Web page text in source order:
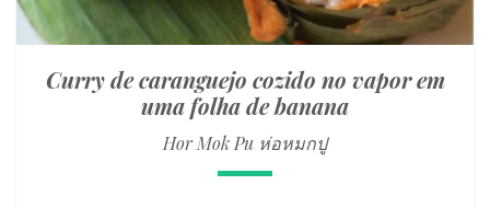
Curry de caranguejo cozido no vapor em
uma folha de banana
Hor Mok Pu ห่อหมกปู